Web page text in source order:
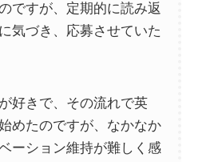
ですが、定期的に読み返
気づき、応募させていた
好きで、その流れで英
めたのですが、なかなか
ーション維持が難しく感